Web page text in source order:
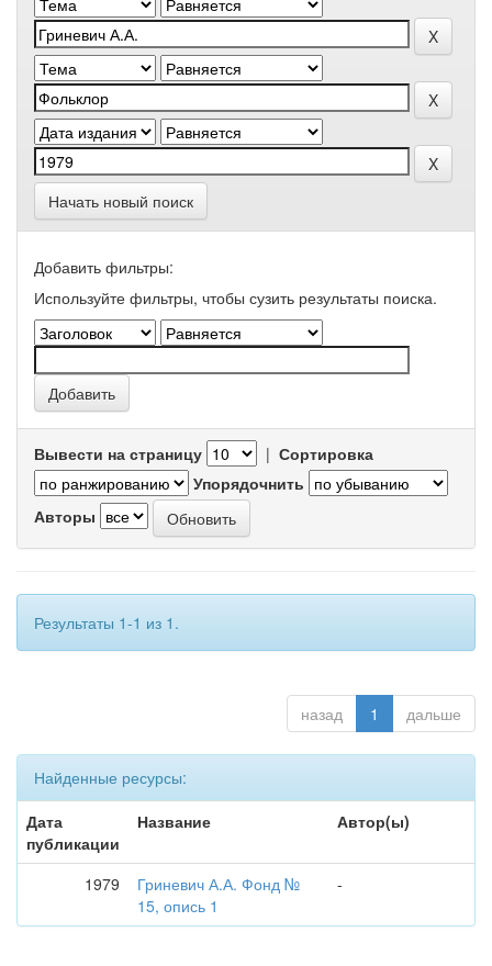
Начать новый поиск
Добавить фильтры:
Используйте фильтры, чтобы сузить результаты поиска.
Вывести на страницу | Сортировка
Упорядочнить
Авторы
Результаты 1-1 из 1.
назад 1 дальше
Найденные ресурсы:
Дата
публикации
Название Автор(ы)
1979
Гриневич А.А. Фонд №
15, опись 1
-